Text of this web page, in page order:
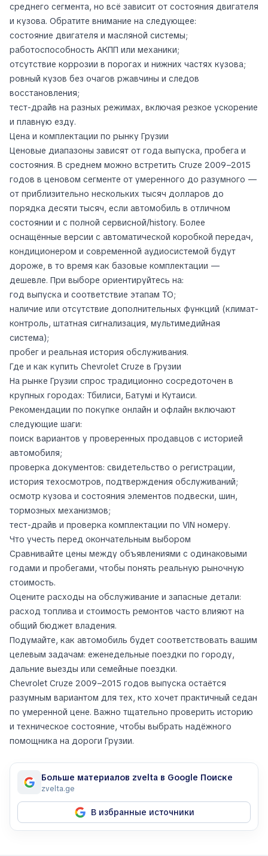
среднего сегмента, но всё зависит от состояния двигателя
и кузова. Обратите внимание на следующее:
состояние двигателя и масляной системы;
работоспособность АКПП или механики;
отсутствие коррозии в порогах и нижних частях кузова;
ровный кузов без очагов ржавчины и следов
восстановления;
тест-драйв на разных режимах, включая резкое ускорение
и плавную езду.
Цена и комплектации по рынку Грузии
Ценовые диапазоны зависят от года выпуска, пробега и
состояния. В среднем можно встретить Cruze 2009–2015
годов в ценовом сегменте от умеренного до разумного —
от приблизительно нескольких тысяч долларов до
порядка десяти тысяч, если автомобиль в отличном
состоянии и с полной сервисной/history. Более
оснащённые версии с автоматической коробкой передач,
кондиционером и современной аудиосистемой будут
дороже, в то время как базовые комплектации —
дешевле. При выборе ориентируйтесь на:
год выпуска и соответствие этапам ТО;
наличие или отсутствие дополнительных функций (климат-
контроль, штатная сигнализация, мультимедийная
система);
пробег и реальная история обслуживания.
Где и как купить Chevrolet Cruze в Грузии
На рынке Грузии спрос традиционно сосредоточен в
крупных городах: Тбилиси, Батумi и Кутаиси.
Рекомендации по покупке онлайн и офлайн включают
следующие шаги:
поиск вариантов у проверенных продавцов с историей
автомобиля;
проверка документов: свидетельство о регистрации,
история техосмотров, подтверждения обслуживаний;
осмотр кузова и состояния элементов подвески, шин,
тормозных механизмов;
тест-драйв и проверка комплектации по VIN номеру.
Что учесть перед окончательным выбором
Сравнивайте цены между объявлениями с одинаковыми
годами и пробегами, чтобы понять реальную рыночную
стоимость.
Оцените расходы на обслуживание и запасные детали:
расход топлива и стоимость ремонтов часто влияют на
общий бюджет владения.
Подумайте, как автомобиль будет соответствовать вашим
целевым задачам: еженедельные поездки по городу,
дальние выезды или семейные поездки.
Chevrolet Cruze 2009–2015 годов выпуска остаётся
разумным вариантом для тех, кто хочет практичный седан
по умеренной цене. Важно тщательно проверить историю
и техническое состояние, чтобы выбрать надёжного
помощника на дороги Грузии.
Больше материалов zvelta в Google Поиске
zvelta.ge
В избранные источники